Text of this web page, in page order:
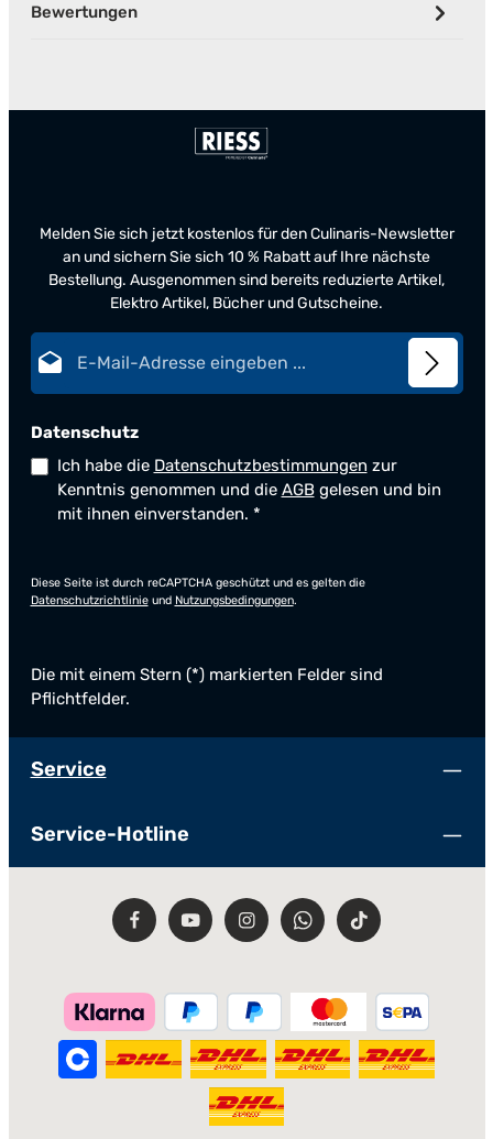
Bewertungen
Melden Sie sich jetzt kostenlos für den Culinaris-Newsletter
an und sichern Sie sich 10 % Rabatt auf Ihre nächste
Bestellung. Ausgenommen sind bereits reduzierte Artikel,
Elektro Artikel, Bücher und Gutscheine.
Datenschutz
Ich habe die Datenschutzbestimmungen zur
Kenntnis genommen und die AGBgelesen und bin
mit ihnen einverstanden. *
Diese Seite ist durch reCAPTCHA geschützt und es gelten die
Datenschutzrichtlinieund Nutzungsbedingungen.
Die mit einem Stern (*) markierten Felder sind
Pflichtfelder.
Service
Service-Hotline